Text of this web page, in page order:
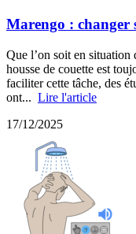
Marengo : changer
Que l’on soit en situation
housse de couette est
faciliter cette tâche, des
ont... Lire l'article
17/12/2025